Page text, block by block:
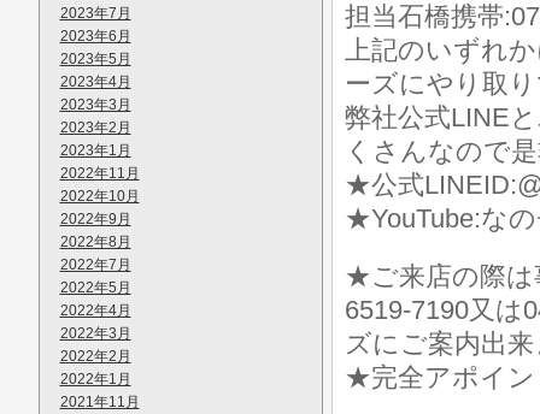
2023年7月
2023年6月
2023年5月
2023年4月
2023年3月
2023年2月
2023年1月
2022年11月
2022年10月
2022年9月
2022年8月
2022年7月
2022年5月
2022年4月
2022年3月
2022年2月
2022年1月
2021年11月
担当石橋携帯
上記のいずれ
ーズにやり取
弊社公式LINE
くさんなので
★公式
★YouTube:な
★ご来店の際は
6519-7190又は
ズにご案内出
★完全アポイ